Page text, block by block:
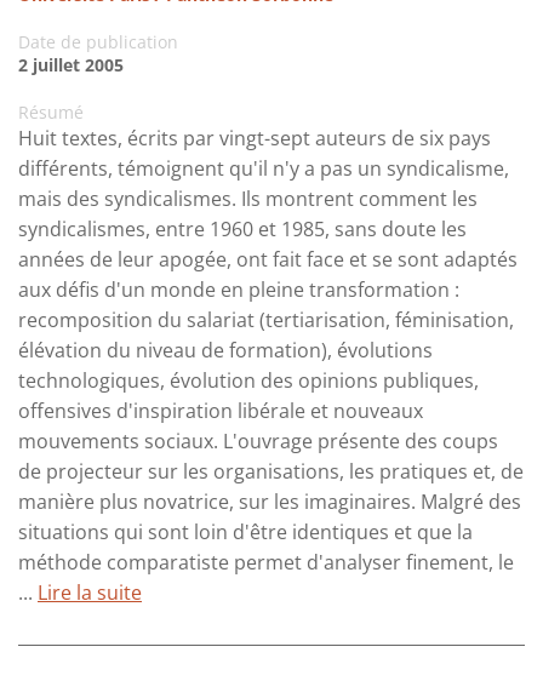
Date de publication
2 juillet 2005
Résumé
Huit textes, écrits par vingt-sept auteurs de six pays
différents, témoignent qu'il n'y a pas un syndicalisme,
mais des syndicalismes. Ils montrent comment les
syndicalismes, entre 1960 et 1985, sans doute les
années de leur apogée, ont fait face et se sont adaptés
aux défis d'un monde en pleine transformation :
recomposition du salariat (tertiarisation, féminisation,
élévation du niveau de formation), évolutions
technologiques, évolution des opinions publiques,
offensives d'inspiration libérale et nouveaux
mouvements sociaux. L'ouvrage présente des coups
de projecteur sur les organisations, les pratiques et, de
manière plus novatrice, sur les imaginaires. Malgré des
situations qui sont loin d'être identiques et que la
méthode comparatiste permet d'analyser finement, le
... Lire la suite